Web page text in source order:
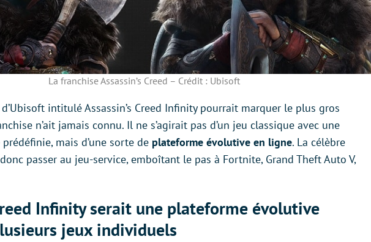
La franchise Assassin’s Creed – Crédit : Ubisoft
intitulé Assassin’s Creed Infinity pourrait marquer le plus gros
n’ait jamais connu. Il ne s’agirait pas d’un jeu classique avec une
mais d’une sorte de plateforme évolutive en ligne. La célèbre
passer au jeu-service, emboîtant le pas à Fortnite, Grand Theft Auto V,
Infinity serait une plateforme évolutive
jeux individuels